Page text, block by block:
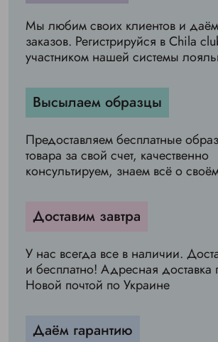
Мы любим своих клиентов и
заказов. Регистрируйся в Chila
участником нашей системы
Высылаем образцы
Предоставляем бесплатные
товара за свой счет, качественно
консультируем, знаем всё о
Доставим завтра
У нас всегда все в наличии.
и бесплатно! Адресная доставка
Новой почтой по Украине
Даём гарантию